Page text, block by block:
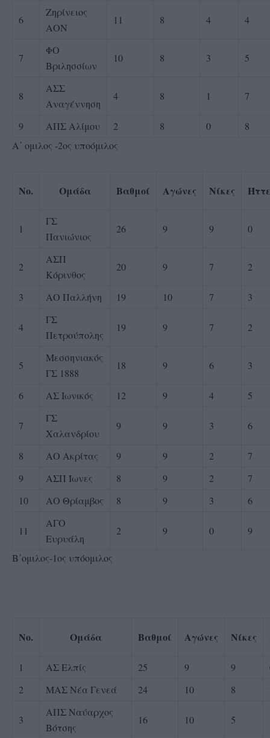
6
Ζηρίνειος
ΑΟΝ
11 8 4 4
7
ΦΟ
Βριλησσίων
10 8 3 5
8
ΑΣΣ
Αναγέννηση
4 8 1 7
9 ΑΠΣ Αλίμου 2 8 0
8
Α΄ ομιλος -2ος υποόμιλος
No. Ομάδα Βαθμοί Αγώνες Νίκες
1
ΓΣ
Πανιώνιος
26 9 9 0
2
ΑΣΠ
Κόρινθος
20 9 7 2
3 ΑΟ Παλλήνη 19 10 7 3
4
ΓΣ
Πετρούπολης
19 9 7 2
5
Μεσσηνιακός
ΓΣ 1888
18 9 6 3
6 ΑΣ Ιωνικός 12 9 4 5
7
ΓΣ
Χαλανδρίου
9 9 3 6
8 ΑΟ Ακρίτας 9 9 2
7
9
ΑΣΠ Ίωνες 8 9 2
7
10
ΑΟ Θρίαμβος 8 9 3 6
11
ΑΓΟ
Ευρυάλη
2 9 0 9
Β΄ομιλος-1ος υπόομιλος
No. Ομάδα Βαθμοί Αγώνες Νίκες
1 ΑΣ Ελπίς 25 9 9
2
ΜΑΣ Νέα Γενεά 24 10 8
3
ΑΠΣ Ναύαρχος
Βότσης
16 10 5